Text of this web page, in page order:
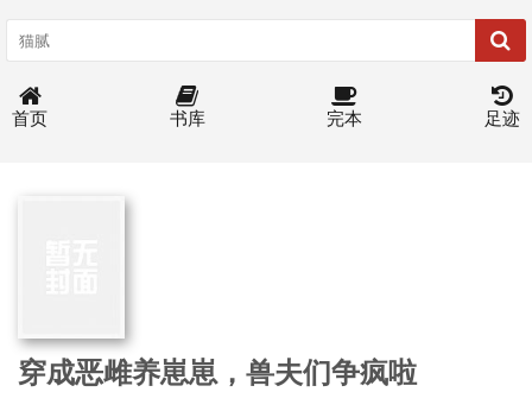
首页 书库 完本 足迹
穿成恶雌养崽崽，兽夫们争疯啦